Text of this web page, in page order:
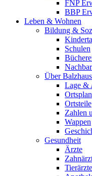
FNP
BBP
Leben & Wohnen
Bildung &
Schulen
Über
Lage &
Ortsplan
Ortsteile
Zahlen
Wappen
Gesundheit
Ärzte
Tierärzte